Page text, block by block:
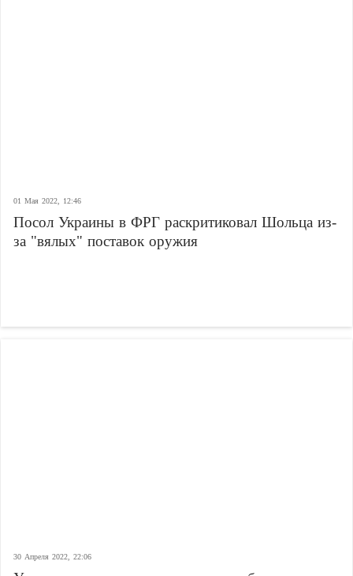
01 Мая 2022, 12:46
Посол Украины в ФРГ раскритиковал Шольца из-
за "вялых" поставок оружия
30 Апреля 2022, 22:06